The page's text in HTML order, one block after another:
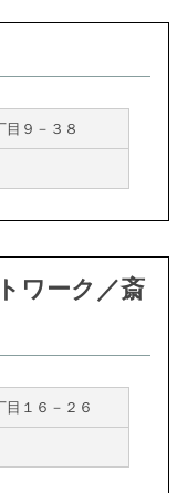
目９－３８
ワーク／斎
目１６－２６